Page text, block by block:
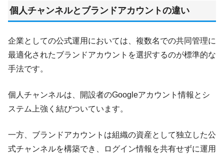
個人チャンネルとブランドアカウントの違い
企業としての公式運用においては、複数名での共同管理に
最適化されたブランドアカウントを選択するのが標準的な
手法です。
個人チャンネルは、開設者のGoogleアカウント情報とシ
ステム上強く結びついています。
一方、ブランドアカウントは組織の資産として独立した公
式チャンネルを構築でき、ログイン情報を共有せずに運用